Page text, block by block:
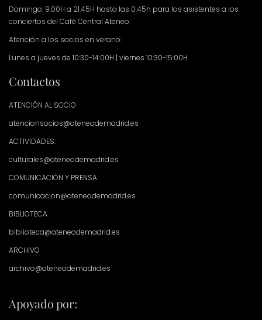
Domingo: 9.00H a 21.45H hasta las 0.45h para los asistentes a los
conciertos del Café Central Ateneo.
Atención a los socios en verano:
Lunes a jueves de 10:30-14:00H | viernes 10:30-15:00H
Contactos
ATENCIÓN AL SOCIO
atencionsocios@ateneodemadrid.es
ACTIVIDADES:
culturales@ateneodemadrid.es
COMUNICACIÓN Y PRENSA
comunicacion@ateneodemadrid.es
BIBLIOTECA
biblioteca@ateneodemadrid.es
ARCHIVO
archivo@ateneodemadrid.es
Apoyado por: